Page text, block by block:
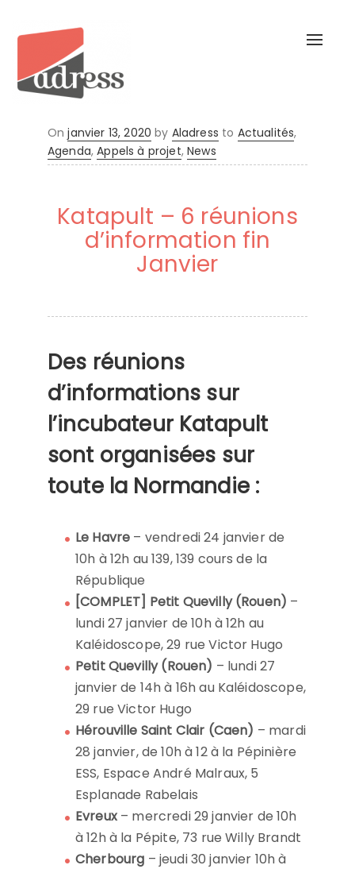
OnPosted
on
janvier 13, 2020 by Aladress to Actualités,
Agenda,Appels à projet,News
Katapult – 6 réunions
d’information fin
Janvier
Des réunions
d’informations sur
l’incubateur Katapult
sont organisées sur
toute la Normandie :
Le Havre – vendredi 24 janvier de
10h à 12h au 139, 139 cours de la
République
[COMPLET] Petit Quevilly (Rouen) –
lundi 27 janvier de 10h à 12h au
Kaléidoscope, 29 rue Victor Hugo
Petit Quevilly (Rouen) – lundi 27
janvier de 14h à 16h au Kaléidoscope,
29 rue Victor Hugo
Hérouville Saint Clair (Caen) – mardi
28 janvier, de 10h à 12 à la Pépinière
ESS, Espace André Malraux, 5
Esplanade Rabelais
Evreux– mercredi 29 janvier de 10h
à 12h à la Pépite, 73 rue Willy Brandt
Cherbourg – jeudi 30 janvier 10h à